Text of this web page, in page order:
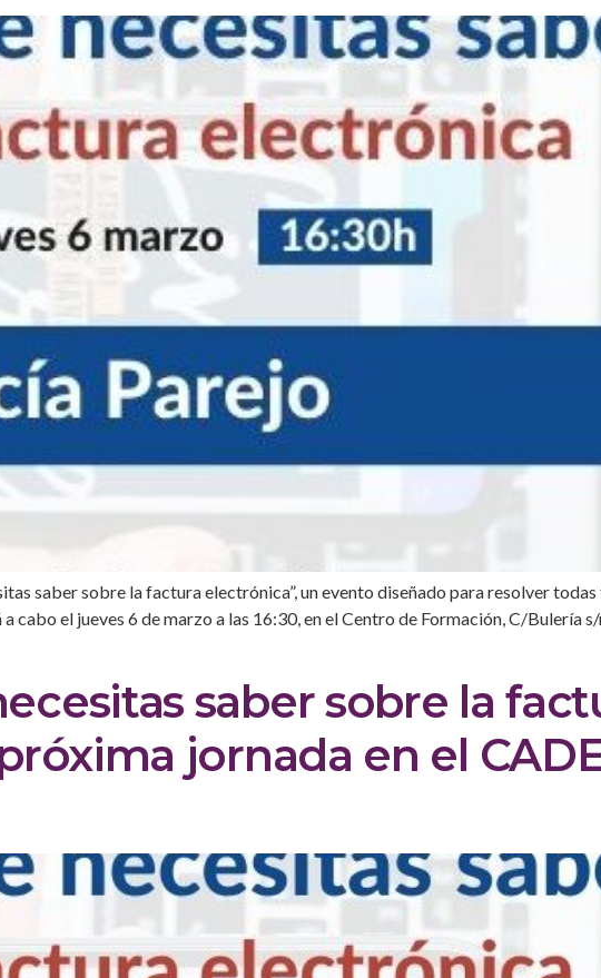
saber sobre la factura electrónica”, un evento diseñado para resolver
cabo el jueves 6 de marzo a las 16:30, en el Centro de Formación, C/Bulería s/
saber sobre la
jornada en el